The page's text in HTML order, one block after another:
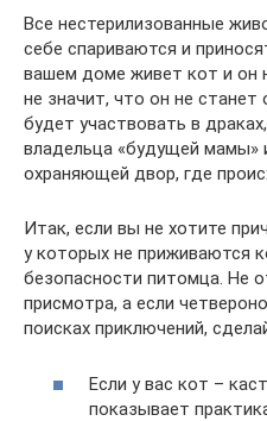
Все нестерилизованные
себе спариваются и
вашем доме живет кот и он
не значит, что он не
будет участвовать в
владельца «будущей мамы»
охраняющей двор, где
Итак, если вы не хотите
у которых не приживаются
безопасности питомца. Не
присмотра, а если
поисках приключений,
Если у вас кот –
показывает